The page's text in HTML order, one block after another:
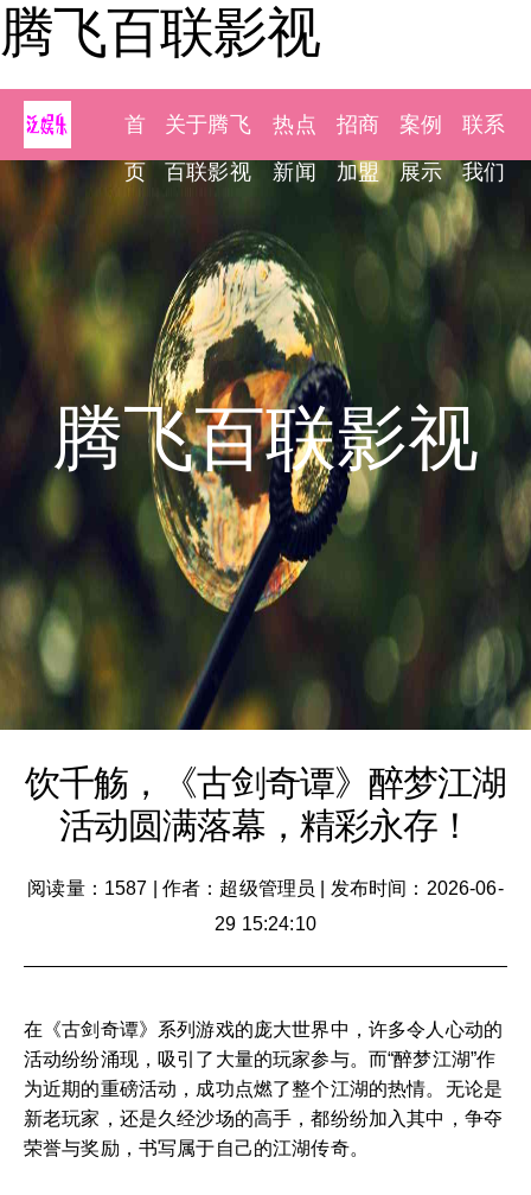
腾飞百联影视
首
页
关于腾飞
百联影视
热点
新闻
招商
加盟
案例
展示
联系
我们
腾飞百联影视
饮千觞，《古剑奇谭》醉梦江湖
活动圆满落幕，精彩永存！
阅读量：1587 作者：超级管理员
发布时间：2026-06-
29 15:24:10
在《古剑奇谭》系列游戏的庞大世界中，许多令人心动的
活动纷纷涌现，吸引了大量的玩家参与。而“醉梦江湖”作
为近期的重磅活动，成功点燃了整个江湖的热情。无论是
新老玩家，还是久经沙场的高手，都纷纷加入其中，争夺
荣誉与奖励，书写属于自己的江湖传奇。